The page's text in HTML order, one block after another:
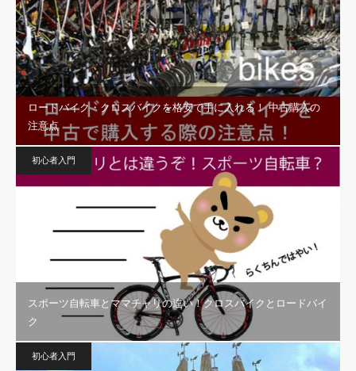
ロードバイク・クロスバイクを格安で手に入れる！ 中古購入の
注意点
初心者入門
スポーツ自転車とママチャリの違い！クロスバイクとロードバイ
ク
初心者入門